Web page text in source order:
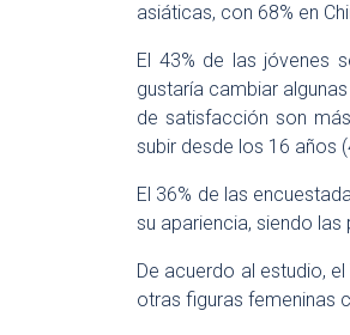
asiáticas, con 68% en
El 43% de las jóvenes
gustaría cambiar
de satisfacción son
subir desde los 16 años
El 36% de las
su apariencia, siendo
De acuerdo al estudio,
otras figuras femeninas